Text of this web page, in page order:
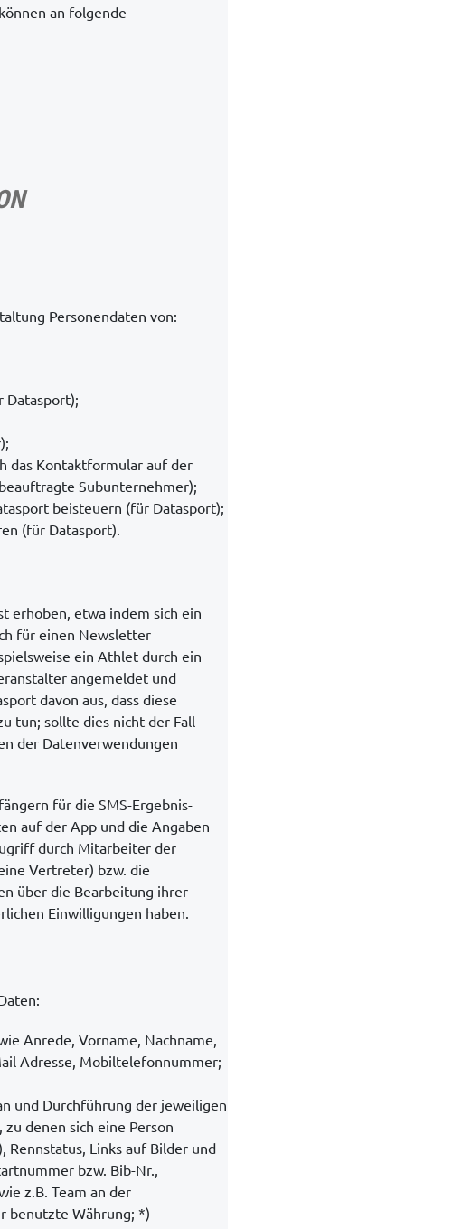
an folgende
Personendaten von:
Datasport);
das Kontaktformular auf der
Subunternehmer);
beisteuern (für Datasport);
(für Datasport).
erhoben, etwa indem sich ein
für einen Newsletter
ein Athlet durch ein
angemeldet und
davon aus, dass diese
tun; sollte dies nicht der Fall
der Datenverwendungen
für die SMS-Ergebnis-
auf der App und die Angaben
durch Mitarbeiter der
Vertreter) bzw. die
über die Bearbeitung ihrer
Einwilligungen haben.
Anrede, Vorname, Nachname,
Adresse, Mobiltelefonnummer;
und Durchführung der jeweiligen
denen sich eine Person
Rennstatus, Links auf Bilder und
bzw. Bib-Nr.,
z.B. Team an der
benutzte Währung; *)